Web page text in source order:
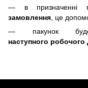
— в призначенні
замовлення, це
— пакунок
наступного робочого